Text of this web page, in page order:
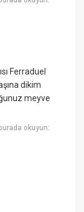
Ferraduel
dikim
meyve
okuyun: